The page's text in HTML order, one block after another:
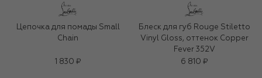
Цепочка для помады Small
Chain
1 830 ₽
Блеск для губ Rouge Stiletto
Vinyl Gloss, оттенок Copper
Fever 352V
6 810 ₽